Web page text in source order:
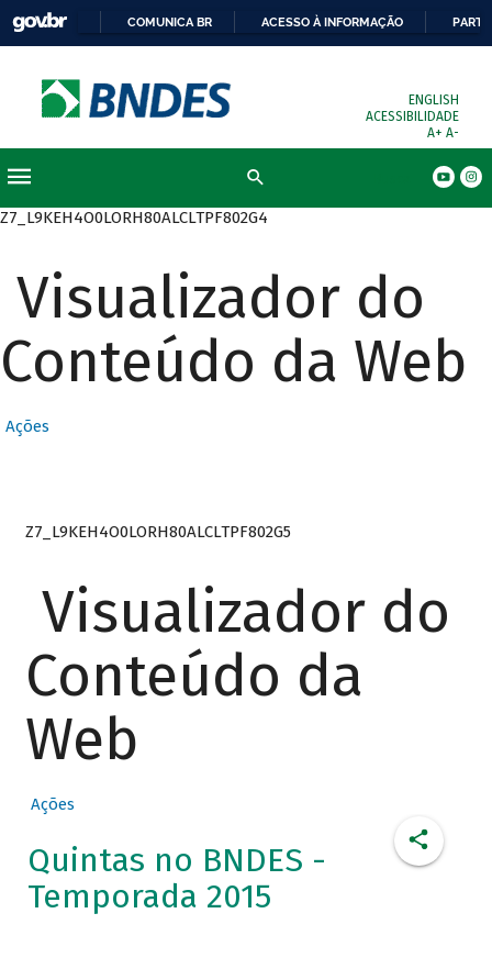
COMUNICA BR ACESSO À INFORMAÇÃO
ENGLISH
ACESSIBILIDADE
A+ A-
Z7_L9KEH4O0LORH80ALCLTPF802G4
Visualizador do
Conteúdo da Web
Ações
Z7_L9KEH4O0LORH80ALCLTPF802G5
Visualizador do
Conteúdo da
Web
Ações
Quintas no BNDES -
Temporada 2015